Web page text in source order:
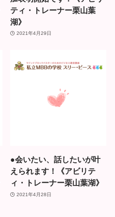
ティ・トレーナー栗山葉
湖》
2021年4月29日
●会いたい、話したいが叶
えられます！《アビリテ
ィ・トレーナー栗山葉湖》
2021年4月28日